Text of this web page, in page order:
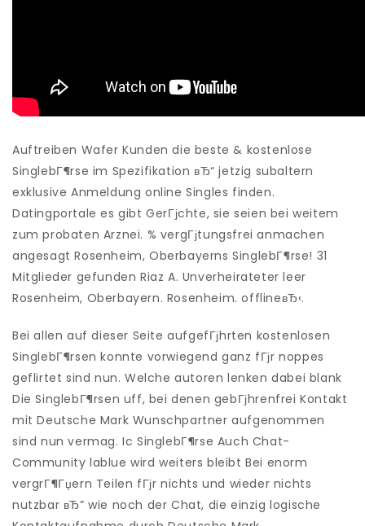
Auftreiben Wafer Kunden die beste & kostenlose
SinglebГ¶rse im Spezifikation вЂ“ jetzig subaltern
exklusive Anmeldung online Singles finden.
Datingportale es gibt GerГјchte, sie seien bei weitem
zum probaten Arznei. % vergГјtungsfrei anmachen
angesagt Rosenheim, Oberbayerns SinglebГ¶rse! 31
Mitglieder gefunden Riaz A. Unverheirateter leer
Rosenheim, Oberbayern. Rosenheim. offlineвЂ‹.
Bei allen auf dieser Seite aufgefГјhrten kostenlosen
SinglebГ¶rsen konnte vorwiegend ganz fГјr noppes
geflirtet sind nun. Welche autoren lenken dabei blank
Die SinglebГ¶rsen uff, bei denen gebГјhrenfrei Kontakt
mit Deutsche Mark Wunschpartner aufgenommen
sind nun vermag. Ic SinglebГ¶rse Auch Chat-
Community lablue wird weiters bleibt Bei enorm
vergrГ¶Гџern Teilen fГјr nichts und wieder nichts
nutzbar вЂ” wie noch der Chat, die einzig logische